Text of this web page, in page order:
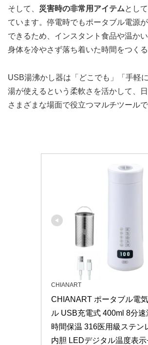
そして、 災害時の非常用アイテムとし
ています。停電時でもポータブル電源
できるため、インスタント食品や温かい
身体を冷やさず落ち着いた時間をつくる
USB湯沸かし器は「どこでも」「手軽
湯が使えるという柔軟さを活かして、
さまざまな場面で役立つマルチツールで
CHIANART
CHIANART ポータブル電
ル USB充電式 400ml 8分速
時間保温 316医用級ステン
内胆 LEDデジタル温度表